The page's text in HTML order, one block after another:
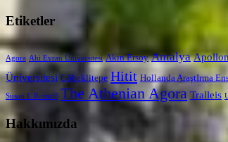
Etiketler
Agora Ahi Evran Üniversitesi Akın Ersoy Antalya
Üniversitesi Göbeklitepe Hitit Hollanda AraştIrma
Susan I. Rotroff The Athenian Agora Tralleis
Hakkımızda